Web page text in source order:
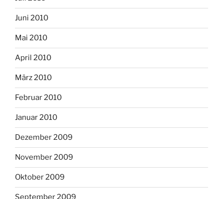
Juni 2010
Mai 2010
April 2010
März 2010
Februar 2010
Januar 2010
Dezember 2009
November 2009
Oktober 2009
September 2009